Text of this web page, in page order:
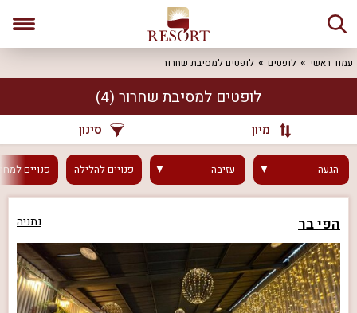
עמוד ראשי לופטים לופטים למסיבת שחרור
לופטים למסיבת שחרור (4)
מיון סינון
הגעה עזיבה פנוייםלהלילה פנויים
הפי בר נתניה